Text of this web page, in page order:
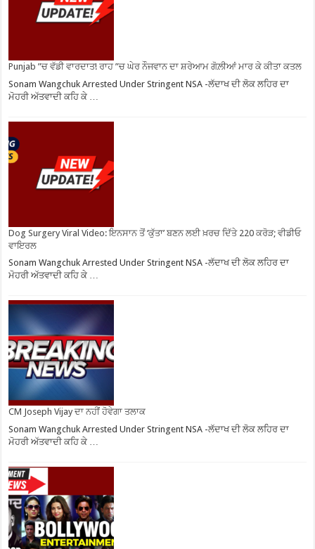
Punjab ”ਚ ਵੱਡੀ ਵਾਰਦਾਤ! ਰਾਹ ”ਚ ਘੇਰ ਨੌਜਵਾਨ ਦਾ ਸ਼ਰੇਆਮ ਗੋਲ਼ੀਆਂ ਮਾਰ ਕੇ ਕੀਤਾ ਕਤਲ
Sonam Wangchuk Arrested Under Stringent NSA -ਲੱਦਾਖ ਦੀ ਲੋਕ ਲਹਿਰ ਦਾ
ਮੋਹਰੀ ਅੱਤਵਾਦੀ ਕਹਿ ਕੇ …
Dog Surgery Viral Video: ਇਨਸਾਨ ਤੋਂ ‘ਕੁੱਤਾ’ ਬਣਨ ਲਈ ਖ਼ਰਚ ਦਿੱਤੇ 220 ਕਰੋੜ; ਵੀਡੀਓ
ਵਾਇਰਲ
Sonam Wangchuk Arrested Under Stringent NSA -ਲੱਦਾਖ ਦੀ ਲੋਕ ਲਹਿਰ ਦਾ
ਮੋਹਰੀ ਅੱਤਵਾਦੀ ਕਹਿ ਕੇ …
CM Joseph Vijay ਦਾ ਨਹੀਂ ਹੋਵੇਗਾ ਤਲਾਕ
Sonam Wangchuk Arrested Under Stringent NSA -ਲੱਦਾਖ ਦੀ ਲੋਕ ਲਹਿਰ ਦਾ
ਮੋਹਰੀ ਅੱਤਵਾਦੀ ਕਹਿ ਕੇ …